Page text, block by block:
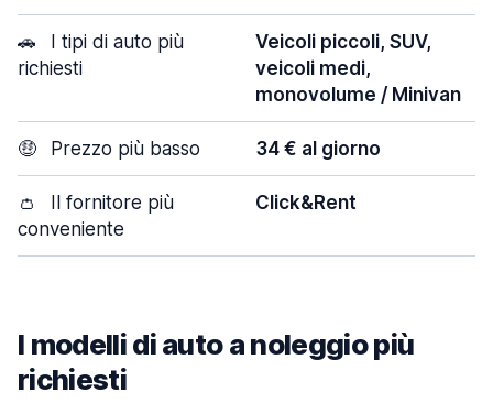
🚗
I tipi di auto più
richiesti
Veicoli piccoli, SUV,
veicoli medi,
monovolume / Minivan
🤑 Prezzo più basso 34 € al giorno
👛
Il fornitore più
conveniente
Click&Rent
I modelli di auto a noleggio più
richiesti